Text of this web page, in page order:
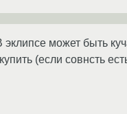
может быть
(если совнсть